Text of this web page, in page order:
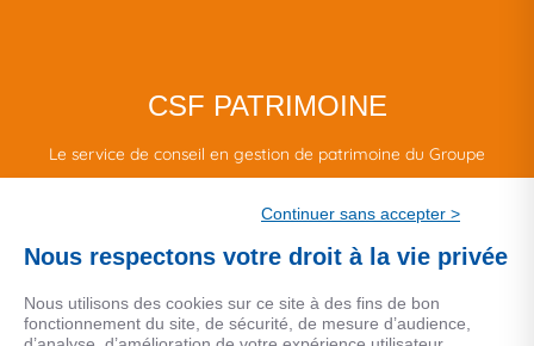
CSF PATRIMOINE
Le service de conseil en gestion de patrimoine du Groupe
Continuer sans accepter >
Nous respectons votre droit à la vie privée
Nous utilisons des cookies sur ce site à des fins de bon
fonctionnement du site, de sécurité, de mesure d’audience,